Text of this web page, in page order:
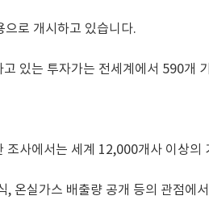
으로 개시하고 있습니다.
있는 투자가는 전세계에서 590개
조사에서는 세계 12,000개사 이상의
, 온실가스 배출량 공개 등의 관점에